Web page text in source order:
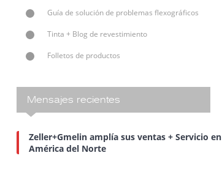
Guía de solución de problemas flexográficos
Tinta + Blog de revestimiento
Folletos de productos
Mensajes recientes
Zeller+Gmelin amplía sus ventas + Servicio en
América del Norte